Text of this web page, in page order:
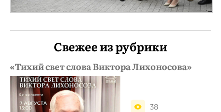
Свежее из рубрики
«Тихий свет слова Виктора Лихоносова»
38